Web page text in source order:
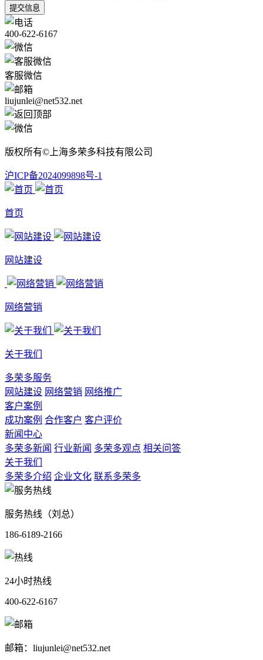
提交信息
400-622-6167
客服微信
liujunlei@net532.net
版权所有©上海多荣多科技有限公司
沪ICP备2024099898号-1
首页
网站建设
网络营销
关于我们
多荣多服务
网站建设 网络营销 网络推广
客户案例
成功案例 合作客户 客户评价
新闻中心
多荣多新闻 行业新闻 多荣多观点 相关问答
关于我们
多荣多介绍 企业文化 联系多荣多
服务热线（刘总）
186-6189-2166
24小时热线
400-622-6167
邮箱：liujunlei@net532.net